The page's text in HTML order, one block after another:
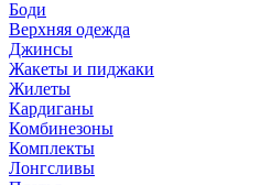
Боди
Верхняя одежда
Джинсы
Жакеты и пиджаки
Жилеты
Кардиганы
Комбинезоны
Комплекты
Лонгсливы